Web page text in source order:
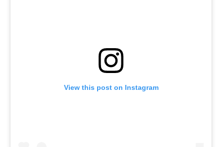
View this post on Instagram